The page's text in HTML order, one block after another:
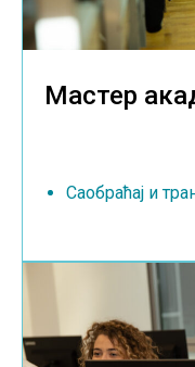
Мастер
Саобраћај и